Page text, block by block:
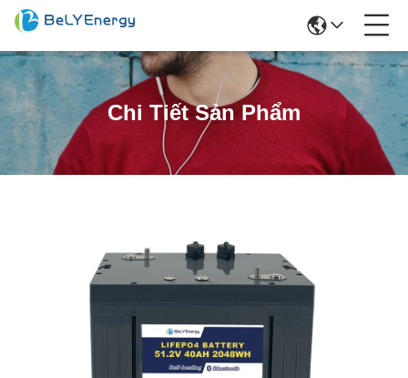
Chi Tiết Sản Phẩm